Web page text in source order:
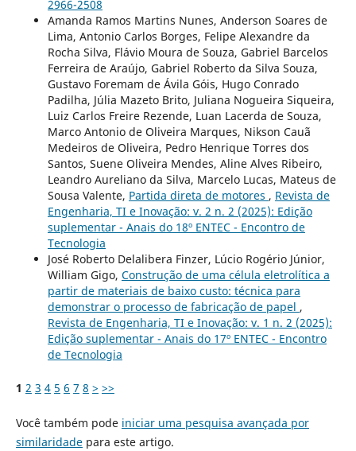
2966-2508
Amanda Ramos Martins Nunes, Anderson Soares de
Lima, Antonio Carlos Borges, Felipe Alexandre da
Rocha Silva, Flávio Moura de Souza, Gabriel Barcelos
Ferreira de Araújo, Gabriel Roberto da Silva Souza,
Gustavo Foremam de Ávila Góis, Hugo Conrado
Padilha, Júlia Mazeto Brito, Juliana Nogueira Siqueira,
Luiz Carlos Freire Rezende, Luan Lacerda de Souza,
Marco Antonio de Oliveira Marques, Nikson Cauã
Medeiros de Oliveira, Pedro Henrique Torres dos
Santos, Suene Oliveira Mendes, Aline Alves Ribeiro,
Leandro Aureliano da Silva, Marcelo Lucas, Mateus de
Sousa Valente, Partida direta de motores , Revista de
Engenharia, TI e Inovação: v. 2 n. 2 (2025): Edição
suplementar - Anais do 18º ENTEC - Encontro de
Tecnologia
José Roberto Delalibera Finzer, Lúcio Rogério Júnior,
William Gigo, Construção de uma célula eletrolítica a
partir de materiais de baixo custo: técnica para
demonstrar o processo de fabricação de papel ,
Revista de Engenharia, TI e Inovação: v. 1 n. 2 (2025):
Edição suplementar - Anais do 17º ENTEC - Encontro
de Tecnologia
1 2 3 4 5 6 7 8 > >>
Você também pode iniciar uma pesquisa avançada por
similaridadepara este artigo.